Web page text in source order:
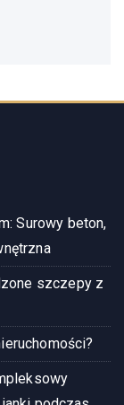
Surowy beton,
szczepy z